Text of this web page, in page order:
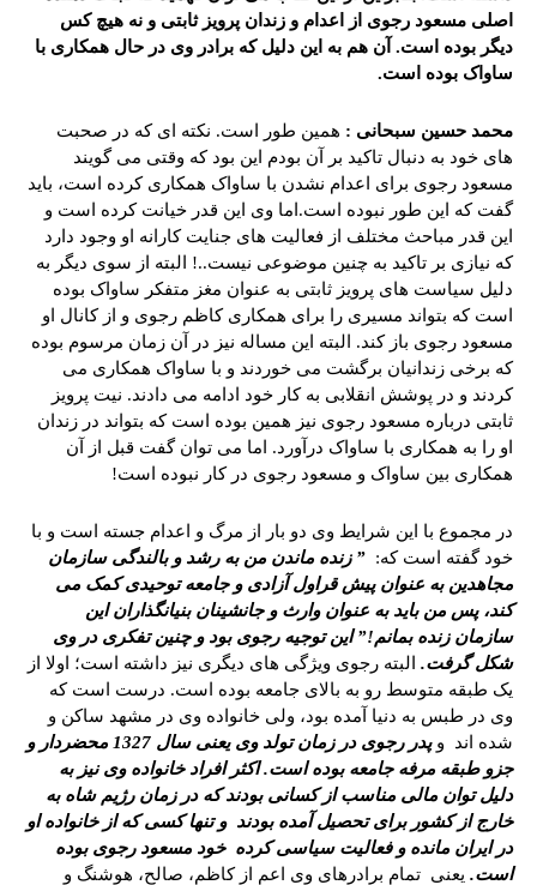
اصلی مسعود رجوی از اعدام و زندان پرویز ثابتی و نه هیچ کس
دیگر بوده است. آن هم به این دلیل که برادر وی در حال همکاری با
ساواک بوده است.
محمد حسین سبحانی : همین طور است. نکته ای که در صحبت
های خود به دنبال تاکید بر آن بودم این بود که وقتی می گویند
مسعود رجوی برای اعدام نشدن با ساواک همکاری کرده است، باید
گفت که این طور نبوده است.اما وی این قدر خیانت کرده است و
این قدر مباحث مختلف از فعالیت های جنایت کارانه او وجود دارد
که نیازی بر تاکید به چنین موضوعی نیست..! البته از سوی دیگر به
دلیل سیاست های پرویز ثابتی به عنوان مغز متفکر ساواک بوده
است که بتواند مسیری را برای همکاری کاظم رجوی و از کانال او
مسعود رجوی باز کند. البته این مساله نیز در آن زمان مرسوم بوده
که برخی زندانیان برگشت می خوردند و با ساواک همکاری می
کردند و در پوشش انقلابی به کار خود ادامه می دادند. نیت پرویز
ثابتی درباره مسعود رجوی نیز همین بوده است که بتواند در زندان
او را به همکاری با ساواک درآورد. اما می توان گفت قبل از آن
همکاری بین ساواک و مسعود رجوی در کار نبوده است!
در مجموع با این شرایط وی دو بار از مرگ و اعدام جسته است و با
خود گفته است که: ” زنده ماندن من به رشد و بالندگی سازمان
مجاهدین به عنوان پیش قراول آزادی و جامعه توحیدی کمک می
کند، پس من باید به عنوان وارث و جانشینان بنیانگذاران این
سازمان زنده بمانم!” این توجیه رجوی بود و چنین تفکری در وی
شکل گرفت. البته رجوی ویژگی های دیگری نیز داشته است؛ اولا از
یک طبقه متوسط رو به بالای جامعه بوده است. درست است که
وی در طبس به دنیا آمده بود، ولی خانواده وی در مشهد ساکن و
شده اند و
پدر رجوی در زمان تولد وی یعنی سال 1327 محضردار و
جزو طبقه مرفه جامعه بوده است. اکثر افراد خانواده وی نیز به
دلیل توان مالی مناسب از کسانی بودند که در زمان رژیم شاه به
خارج از کشور برای تحصیل آمده بودند و تنها کسی که از خانواده او
در ایران مانده و فعالیت سیاسی کرده خود مسعود رجوی بوده
است. یعنی تمام برادرهای وی اعم از کاظم، صالح، هوشنگ و